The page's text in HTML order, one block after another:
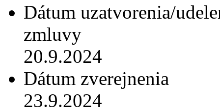
Dátum uzatvorenia/
zmluvy
20.9.2024
Dátum zverejnenia
23.9.2024